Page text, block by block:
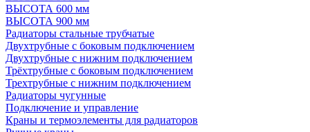
ВЫСОТА 600 мм
ВЫСОТА 900 мм
Радиаторы стальные трубчатые
Двухтрубные с боковым подключением
Двухтрубные с нижним подключением
Трёхтрубные с боковым подключением
Трехтрубные с нижним подключением
Радиаторы чугунные
Подключение и управление
Краны и термоэлементы для радиаторов